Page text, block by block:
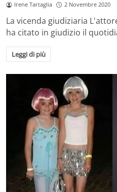
Irene Tartaglia 2 Novembre 2020
La vicenda giudiziaria
ha citato in giudizio il
Leggi di più